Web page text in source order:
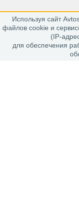
Используя сайт
файлов cookie и
(IP-
для обеспечения
163020, г.
пр. Никольский 15,